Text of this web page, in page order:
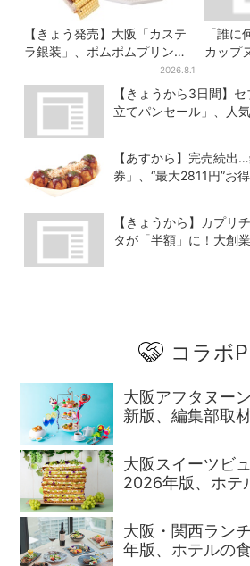
【きょう発売】大阪「カステ
ラ銀装」、ポムポムプリンと
初コラボ 紙袋まで限定デザ
インに
2026.8.1
「誰に
カップ
→まさ
「仕事
にした
【きょうから3日間】
立てパンセール」、人
【あすから】完売続出
券」、“最大2811円”お
【きょうから】カプリ
タが「半額」に！大創
コラボ
大阪アフタヌー
新版、編集部取
大阪スイーツビ
2026年版、ホテ
大阪・関西ラン
年版、ホテルの